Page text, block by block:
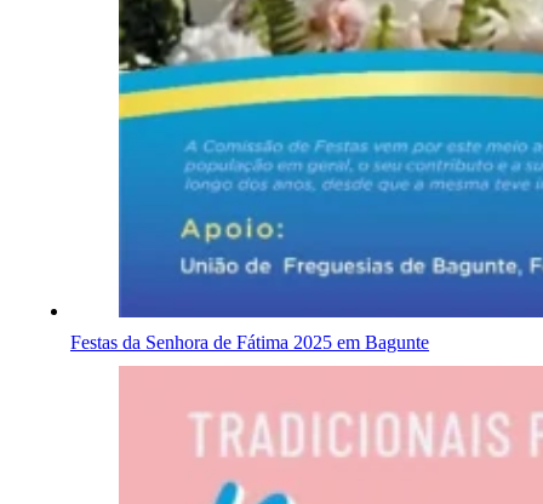
Festas da Senhora de Fátima 2025 em Bagunte